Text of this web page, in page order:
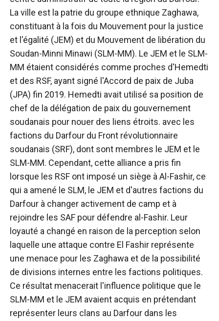
La ville est la patrie du groupe ethnique Zaghawa,
constituant à la fois du Mouvement pour la justice
et l'égalité (JEM) et du Mouvement de libération du
Soudan-Minni Minawi (SLM-MM). Le JEM et le SLM-
MM étaient considérés comme proches d'Hemedti
et des RSF, ayant signé l'Accord de paix de Juba
(JPA) fin 2019. Hemedti avait utilisé sa position de
chef de la délégation de paix du gouvernement
soudanais pour nouer des liens étroits. avec les
factions du Darfour du Front révolutionnaire
soudanais (SRF), dont sont membres le JEM et le
SLM-MM. Cependant, cette alliance a pris fin
lorsque les RSF ont imposé un siège à Al-Fashir, ce
qui a amené le SLM, le JEM et d'autres factions du
Darfour à changer activement de camp et à
rejoindre les SAF pour défendre al-Fashir. Leur
loyauté a changé en raison de la perception selon
laquelle une attaque contre El Fashir représente
une menace pour les Zaghawa et de la possibilité
de divisions internes entre les factions politiques.
Ce résultat menacerait l'influence politique que le
SLM-MM et le JEM avaient acquis en prétendant
représenter leurs clans au Darfour dans les